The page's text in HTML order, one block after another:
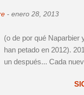
reagrupación de las
- i.e. Challenge e
Ingredientes, todos ellos,
no se tratara de una
- enero 28, 2013
(o de por qué Naparbier
han petado en 2012).
un después... Cada
vuelco, y lo que hasta